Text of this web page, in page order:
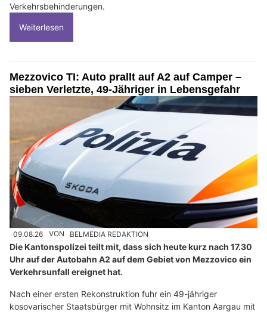
Verkehrsbehinderungen.
Weiterlesen
Mezzovico TI: Auto prallt auf A2 auf Camper –
sieben Verletzte, 49-Jähriger in Lebensgefahr
09.08.26 VON BELMEDIA REDAKTION
Die Kantonspolizei teilt mit, dass sich heute kurz nach 17.30
Uhr auf der Autobahn A2 auf dem Gebiet von Mezzovico ein
Verkehrsunfall ereignet hat.
Nach einer ersten Rekonstruktion fuhr ein 49-jähriger
kosovarischer Staatsbürger mit Wohnsitz im Kanton Aargau mit